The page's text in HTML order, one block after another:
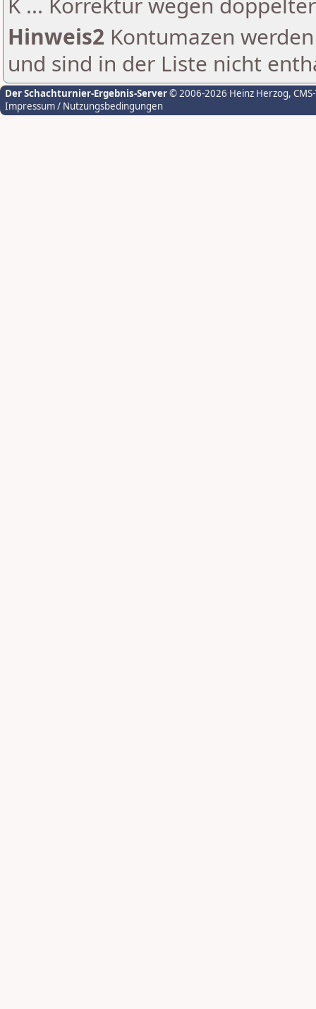
Hinweis2 Kontumazen
und sind in der Liste nicht
Der Schachturnier-Ergebnis-Server© 2006-2026 Heinz Herzog,
Impressum / Nutzungsbedingungen